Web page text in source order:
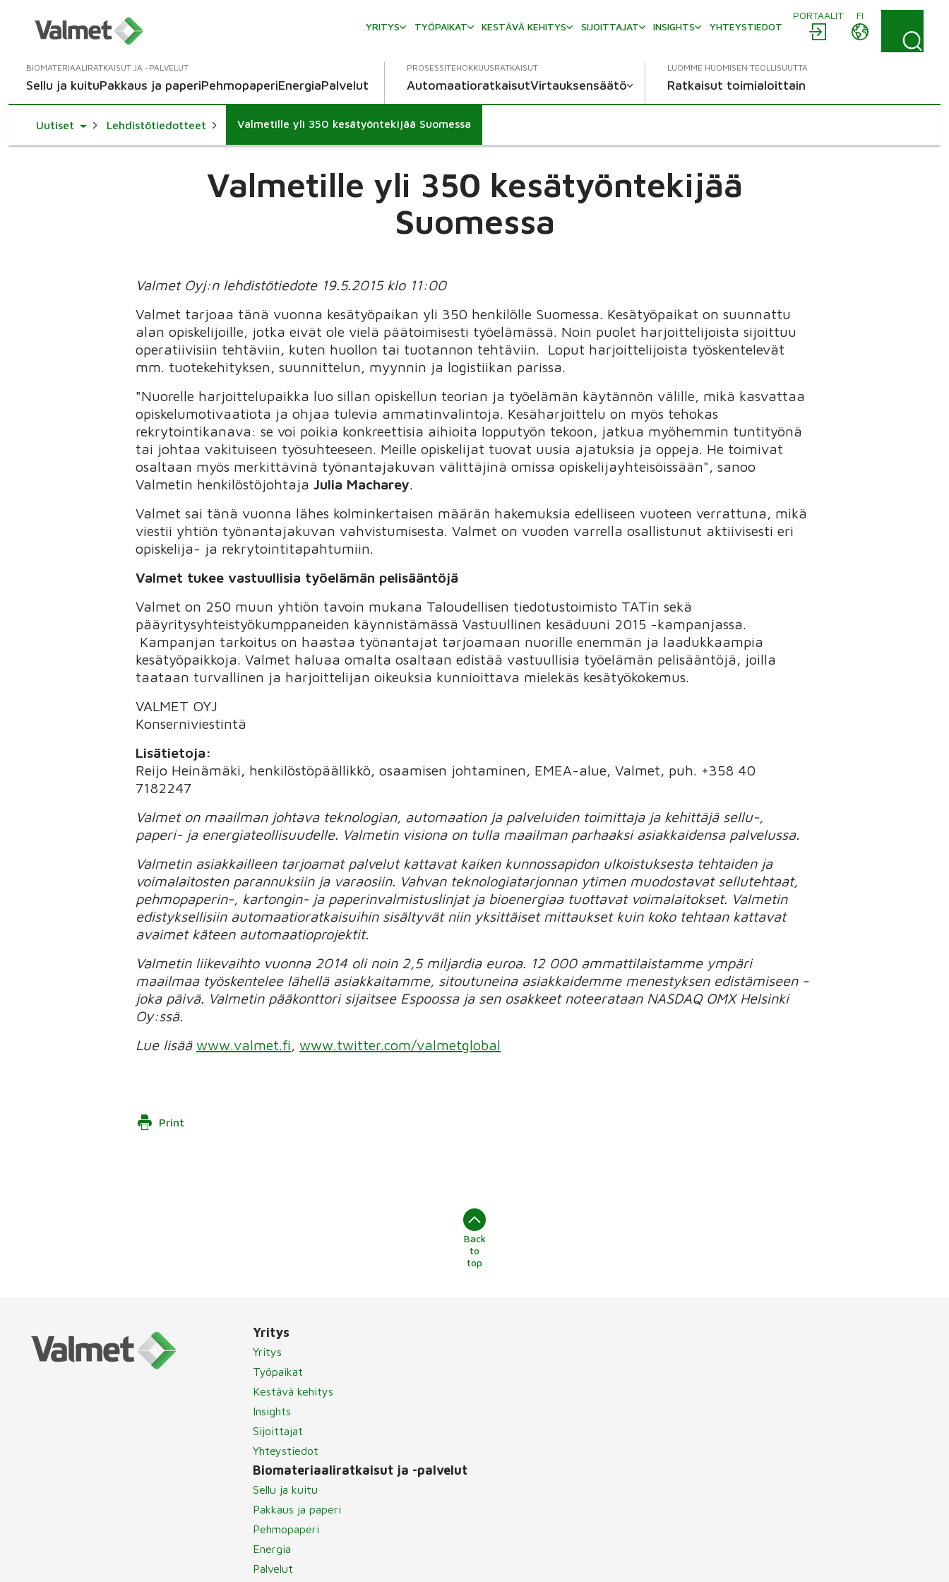
PORTAALIT
FI
YRITYS
TYÖPAIKAT KESTÄVÄ KEHITYS SIJOITTAJAT INSIGHTS YHTEYSTIEDOT
BIOMATERIAALIRATKAISUT JA -PALVELUT
Sellu ja kuituPakkaus ja paperiPehmopaperiEnergiaPalvelut
PROSESSITEHOKKUUSRATKAISUT
AutomaatioratkaisutVirtauksensäätö
LUOMME HUOMISEN TEOLLISUUTTA
Ratkaisut toimialoittain
Uutiset Toggle Dropdown
Lehdistötiedotteet Valmetille yli 350 kesätyöntekijää Suomessa
Valmetille yli 350 kesätyöntekijää
Suomessa
Valmet Oyj:n lehdistötiedote 19.5.2015 klo 11:00
Valmet tarjoaa tänä vuonna kesätyöpaikan yli 350 henkilölle Suomessa. Kesätyöpaikat on suunnattu
alan opiskelijoille, jotka eivät ole vielä päätoimisesti työelämässä. Noin puolet harjoittelijoista sijoittuu
operatiivisiin tehtäviin, kuten huollon tai tuotannon tehtäviin. Loput harjoittelijoista työskentelevät
mm. tuotekehityksen, suunnittelun, myynnin ja logistiikan parissa.
"Nuorelle harjoittelupaikka luo sillan opiskellun teorian ja työelämän käytännön välille, mikä kasvattaa
opiskelumotivaatiota ja ohjaa tulevia ammatinvalintoja. Kesäharjoittelu on myös tehokas
rekrytointikanava: se voi poikia konkreettisia aihioita lopputyön tekoon, jatkua myöhemmin tuntityönä
tai johtaa vakituiseen työsuhteeseen. Meille opiskelijat tuovat uusia ajatuksia ja oppeja. He toimivat
osaltaan myös merkittävinä työnantajakuvan välittäjinä omissa opiskelijayhteisöissään", sanoo
Valmetin henkilöstöjohtajaJulia Macharey
Valmet sai tänä vuonna lähes kolminkertaisen määrän hakemuksia edelliseen vuoteen verrattuna, mikä
viestii yhtiön työnantajakuvan vahvistumisesta. Valmet on vuoden varrella osallistunut aktiivisesti eri
opiskelija- ja rekrytointitapahtumiin.
Valmet tukee vastuullisia työelämän pelisääntöjä
Valmet on 250 muun yhtiön tavoin mukana Taloudellisen tiedotustoimisto TATin sekä
pääyritysyhteistyökumppaneiden käynnistämässä Vastuullinen kesäduuni 2015 -kampanjassa.
Kampanjan tarkoitus on haastaa työnantajat tarjoamaan nuorille enemmän ja laadukkaampia
kesätyöpaikkoja. Valmet haluaa omalta osaltaan edistää vastuullisia työelämän pelisääntöjä, joilla
taataan turvallinen ja harjoittelijan oikeuksia kunnioittava mielekäs kesätyökokemus.
VALMET OYJ
Konserniviestintä
Lisätietoja:
Reijo Heinämäki, henkilöstöpäällikkö, osaamisen johtaminen, EMEA-alue, Valmet, puh. +358 40
7182247
Valmet on maailman johtava teknologian, automaation ja palveluiden toimittaja ja kehittäjä sellu-,
paperi- ja energiateollisuudelle. Valmetin visiona on tulla maailman parhaaksi asiakkaidensa palvelussa.
Valmetin asiakkailleen tarjoamat palvelut kattavat kaiken kunnossapidon ulkoistuksesta tehtaiden ja
voimalaitosten parannuksiin ja varaosiin. Vahvan teknologiatarjonnan ytimen muodostavat sellutehtaat,
pehmopaperin-, kartongin- ja paperinvalmistuslinjat ja bioenergiaa tuottavat voimalaitokset. Valmetin
edistyksellisiin automaatioratkaisuihin sisältyvät niin yksittäiset mittaukset kuin koko tehtaan kattavat
avaimet käteen automaatioprojektit.
Valmetin liikevaihto vuonna 2014 oli noin 2,5 miljardia euroa. 12 000 ammattilaistamme ympäri
maailmaa työskentelee lähellä asiakkaitamme, sitoutuneina asiakkaidemme menestyksen edistämiseen -
joka päivä. Valmetin pääkonttori sijaitsee Espoossa ja sen osakkeet noteerataan NASDAQ OMX Helsinki
Oy:ssä.
Lue lisääwww.valmet.fi ,www.twitter.com/valmetglobal
Print
Back
to
top
Yritys
Yritys
Työpaikat
Kestävä kehitys
Insights
Sijoittajat
Yhteystiedot
Biomateriaaliratkaisut ja -palvelut
Sellu ja kuitu
Pakkaus ja paperi
Pehmopaperi
Energia
Palvelut